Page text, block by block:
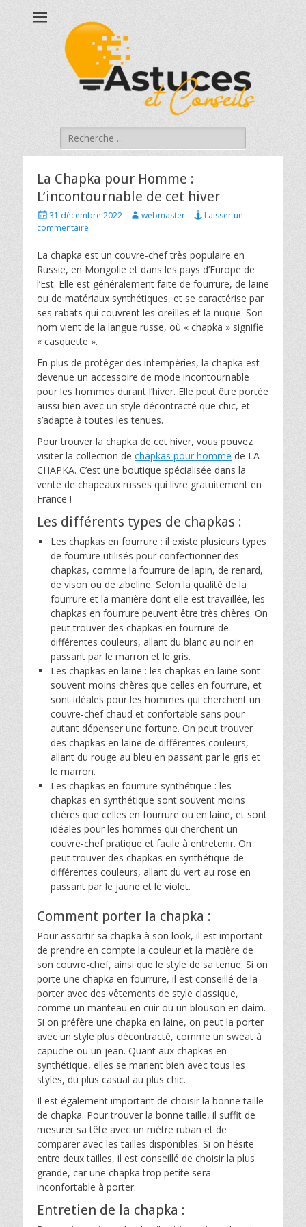
Astuces et conseils qui touchent à votre quotidien !
Rechercher :
La Chapka pour Homme :
L’incontournable de cet hiver
Posted
on
31 décembre 2022 Author
webmaster
Laisser un
commentaire
La chapka est un couvre-chef très populaire en
Russie, en Mongolie et dans les pays d’Europe de
l’Est. Elle est généralement faite de fourrure, de laine
ou de matériaux synthétiques, et se caractérise par
ses rabats qui couvrent les oreilles et la nuque. Son
nom vient de la langue russe, où « chapka » signifie
« casquette ».
En plus de protéger des intempéries, la chapka est
devenue un accessoire de mode incontournable
pour les hommes durant l’hiver. Elle peut être portée
aussi bien avec un style décontracté que chic, et
s’adapte à toutes les tenues.
Pour trouver la chapka de cet hiver, vous pouvez
visiter la collection de chapkas pour homme de LA
CHAPKA. C’est une boutique spécialisée dans la
vente de chapeaux russes qui livre gratuitement en
France !
Les différents types de chapkas :
Les chapkas en fourrure : il existe plusieurs types
de fourrure utilisés pour confectionner des
chapkas, comme la fourrure de lapin, de renard,
de vison ou de zibeline. Selon la qualité de la
fourrure et la manière dont elle est travaillée, les
chapkas en fourrure peuvent être très chères. On
peut trouver des chapkas en fourrure de
différentes couleurs, allant du blanc au noir en
passant par le marron et le gris.
Les chapkas en laine : les chapkas en laine sont
souvent moins chères que celles en fourrure, et
sont idéales pour les hommes qui cherchent un
couvre-chef chaud et confortable sans pour
autant dépenser une fortune. On peut trouver
des chapkas en laine de différentes couleurs,
allant du rouge au bleu en passant par le gris et
le marron.
Les chapkas en fourrure synthétique : les
chapkas en synthétique sont souvent moins
chères que celles en fourrure ou en laine, et sont
idéales pour les hommes qui cherchent un
couvre-chef pratique et facile à entretenir. On
peut trouver des chapkas en synthétique de
différentes couleurs, allant du vert au rose en
passant par le jaune et le violet.
Comment porter la chapka :
Pour assortir sa chapka à son look, il est important
de prendre en compte la couleur et la matière de
son couvre-chef, ainsi que le style de sa tenue. Si on
porte une chapka en fourrure, il est conseillé de la
porter avec des vêtements de style classique,
comme un manteau en cuir ou un blouson en daim.
Si on préfère une chapka en laine, on peut la porter
avec un style plus décontracté, comme un sweat à
capuche ou un jean. Quant aux chapkas en
synthétique, elles se marient bien avec tous les
styles, du plus casual au plus chic.
Il est également important de choisir la bonne taille
de chapka. Pour trouver la bonne taille, il suffit de
mesurer sa tête avec un mètre ruban et de
comparer avec les tailles disponibles. Si on hésite
entre deux tailles, il est conseillé de choisir la plus
grande, car une chapka trop petite sera
inconfortable à porter.
Entretien de la chapka :